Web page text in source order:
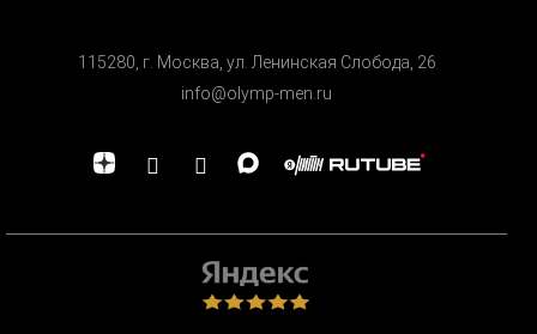
115280, г. Москва, ул. Ленинская Cлобода, 26
info@olymp-men.ru